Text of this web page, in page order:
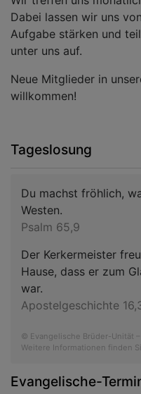
Dabei lassen wir uns
Aufgabe stärken und
unter uns auf.
Neue Mitglieder in
willkommen!
Tageslosung
Du machst fröhlich,
Westen.
Psalm 65,9
Der Kerkermeister
Hause, dass er zum
war.
Apostelgeschichte
© Evangelische Brüder-Unität –
Weitere Informationen finden
Evangelische-